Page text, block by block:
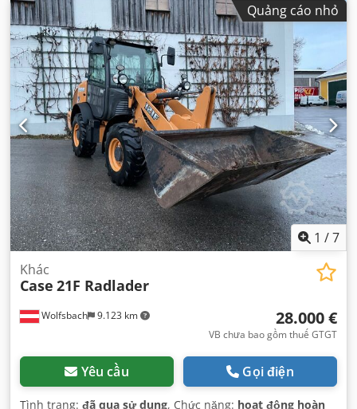
Quảng cáo nhỏ
1 /7
Wolfsbach 9.123 km
Khác
Case 21F Radlader
28.000 €
VB chưa bao gồm thuế GTGT
Yêu cầu Gọi điện
Tình trạng: đã qua sử dụng, Chức năng: hoạt động hoàn